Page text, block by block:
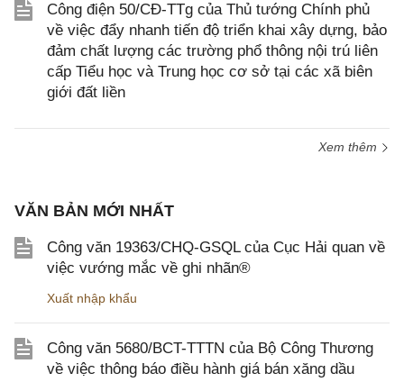
Công điện 50/CĐ-TTg của Thủ tướng Chính phủ
về việc đẩy nhanh tiến độ triển khai xây dựng, bảo
đảm chất lượng các trường phổ thông nội trú liên
cấp Tiểu học và Trung học cơ sở tại các xã biên
giới đất liền
Xem thêm
VĂN BẢN MỚI NHẤT
Công văn 19363/CHQ-GSQL của Cục Hải quan về
việc vướng mắc về ghi nhãn®
Xuất nhập khẩu
Công văn 5680/BCT-TTTN của Bộ Công Thương
về việc thông báo điều hành giá bán xăng dầu